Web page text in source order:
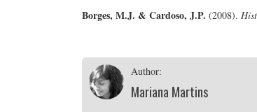
Borges, M.J. & Cardoso, J.P. (2008).
Author:
Mariana Martins